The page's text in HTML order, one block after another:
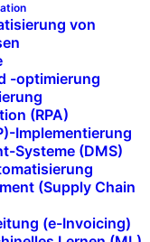
von
-optimierung
(RPA)
Implementierung
Systeme (DMS)
(Supply Chain
(e-Invoicing)
Plug-